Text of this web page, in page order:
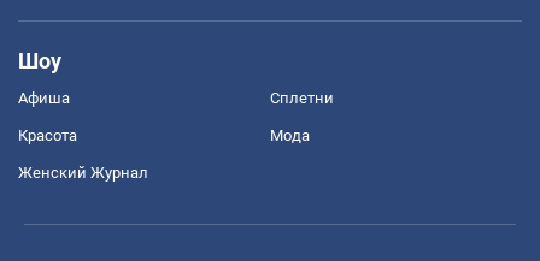
Шоу
Афиша Сплетни
Красота Мода
Женский Журнал